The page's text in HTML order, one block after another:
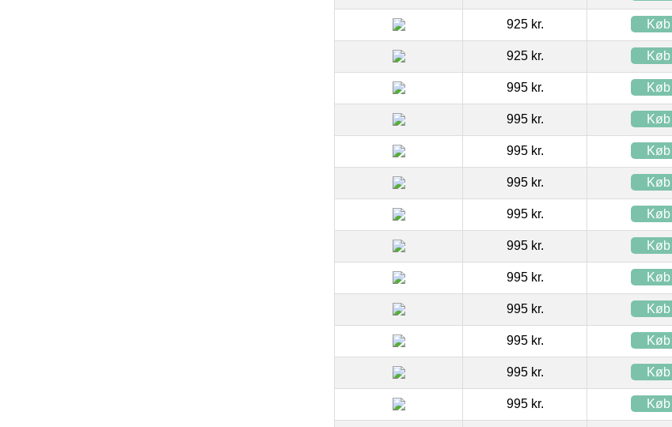
925 kr. Køb
925 kr. Køb
995 kr. Køb
995 kr. Køb
995 kr. Køb
995 kr. Køb
995 kr. Køb
995 kr. Køb
995 kr. Køb
995 kr. Køb
995 kr. Køb
995 kr. Køb
995 kr. Køb